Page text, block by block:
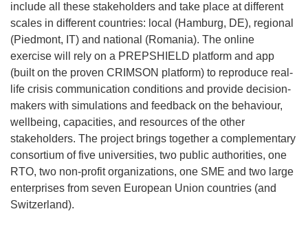
include all these stakeholders and take place at different
scales in different countries: local (Hamburg, DE), regional
(Piedmont, IT) and national (Romania). The online
exercise will rely on a PREPSHIELD platform and app
(built on the proven CRIMSON platform) to reproduce real-
life crisis communication conditions and provide decision-
makers with simulations and feedback on the behaviour,
wellbeing, capacities, and resources of the other
stakeholders. The project brings together a complementary
consortium of five universities, two public authorities, one
RTO, two non-profit organizations, one SME and two large
enterprises from seven European Union countries (and